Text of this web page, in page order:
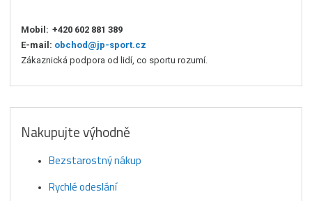
Mobil: +420 602 881 389
E-mail: obchod@jp-sport.cz
Zákaznická podpora od lidí, co sportu rozumí.
Nakupujte výhodně
Bezstarostný nákup
Rychlé odeslání